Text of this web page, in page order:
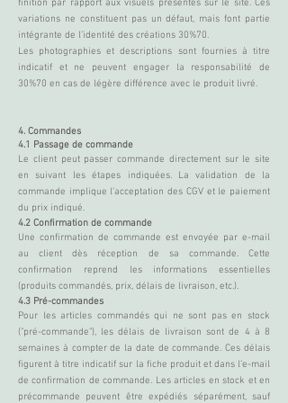
finition par rapport aux visuels présentés sur le site. Ces
variations ne constituent pas un défaut, mais font partie
intégrante de l’identité des créations 30%70.
Les photographies et descriptions sont fournies à titre
indicatif et ne peuvent engager la responsabilité de
30%70 en cas de légère différence avec le produit livré.
4. Commandes
4.1 Passage de commande
Le client peut passer commande directement sur le site
en suivant les étapes indiquées. La validation de la
commande implique l’acceptation des CGV et le paiement
du prix indiqué.
4.2 Confirmation de commande
Une confirmation de commande est envoyée par e-mail
au client dès réception de sa commande. Cette
confirmation reprend les informations essentielles
(produits commandés, prix, délais de livraison, etc.).
4.3 Pré-commandes
Pour les articles commandés qui ne sont pas en stock
("pré-commande"), les délais de livraison sont de 4 à 8
semaines à compter de la date de commande. Ces délais
figurent à titre indicatif sur la fiche produit et dans l’e-mail
de confirmation de commande. Les articles en stock et en
précommande peuvent être expédiés séparément, sauf